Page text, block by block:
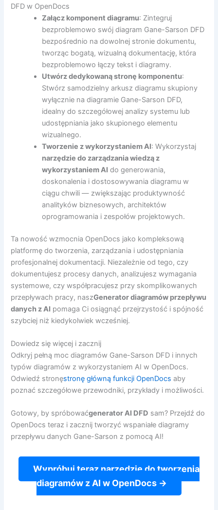
DFD w OpenDocs
Załącz komponent diagramu: Zintegruj
bezproblemowo swój diagram Gane-Sarson DFD
bezpośrednio na dowolnej stronie dokumentu,
tworząc bogatą, wizualną dokumentację, która
bezproblemowo łączy tekst i diagramy.
Utwórz dedykowaną stronę komponentu:
Stwórz samodzielny arkusz diagramu skupiony
wyłącznie na diagramie Gane-Sarson DFD,
idealny do szczegółowej analizy systemu lub
udostępniania jako skupionego elementu
wizualnego.
Tworzenie z wykorzystaniem AI: Wykorzystaj
narzędzie do zarządzania wiedzą z
wykorzystaniem AI do generowania,
doskonalenia i dostosowywania diagramu w
ciągu chwili — zwiększając produktywność
analityków biznesowych, architektów
oprogramowania i zespołów projektowych.
Ta nowość wzmocnia OpenDocs jako kompleksową
platformę do tworzenia, zarządzania i udostępniania
profesjonalnej dokumentacji. Niezależnie od tego, czy
dokumentujesz procesy danych, analizujesz wymagania
systemowe, czy współpracujesz przy skomplikowanych
przepływach pracy, naszGenerator diagramów przepływu
danych z AI pomaga Ci osiągnąć przejrzystość i spójność
szybciej niż kiedykolwiek wcześniej.
Dowiedz się więcej i zacznij
Odkryj pełną moc diagramów Gane-Sarson DFD i innych
typów diagramów z wykorzystaniem AI w OpenDocs.
Odwiedź stronęstronę główną funkcji OpenDocs aby
poznać szczegółowe przewodniki, przykłady i możliwości.
Gotowy, by spróbowaćgenerator AI DFD sam? Przejdź do
OpenDocs teraz i zacznij tworzyć wspaniałe diagramy
przepływu danych Gane-Sarson z pomocą AI!
Wypróbuj teraz narzędzie do tworzenia
diagramów z AI w OpenDocs →